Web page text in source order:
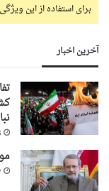
برای استفاده از این
آخرین اخبار
3
۱۷